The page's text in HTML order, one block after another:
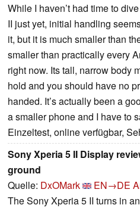
While I haven’t had time to
II just yet, initial handling
it, but it is much smaller than
smaller than practically every
right now. Its tall, narrow body
hold and you should have no
handed. It’s actually been a
a smaller phone and I have to
Einzeltest, online verfügbar,
Sony Xperia 5 II Display
ground
Quelle: DxOMark EN→DE
The Sony Xperia 5 II turns in